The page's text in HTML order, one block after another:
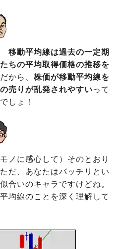
移動平均線は過去の一定期
ちの平均取得価格の推移を
から、 株価が移動平均線を
売りが乱発されやすいって
しょ！
ノに感心して）そのとおり
だ、あなたはバッチリとい
合いのキャラですけどね。
均線のことを深く理解して